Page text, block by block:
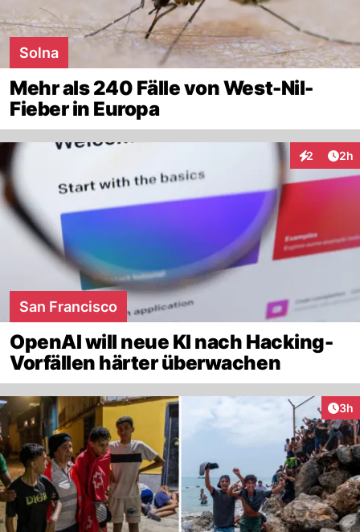
Solna
Mehr als 240 Fälle von West-Nil-
Fieber in Europa
2 2h
San Francisco
OpenAI will neue KI nach Hacking-
Vorfällen härter überwachen
3h